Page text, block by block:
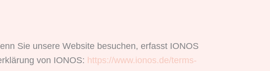
Sie unsere Website besuchen, erfasst IONOS
von IONOS: https://www.ionos.de/terms-